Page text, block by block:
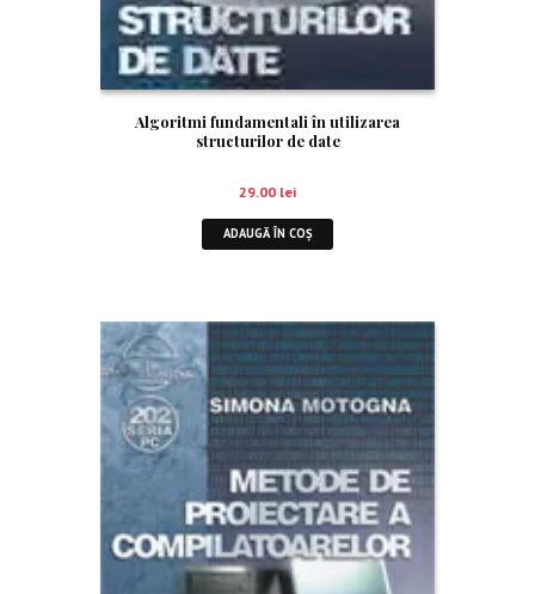
Algoritmi fundamentali în utilizarea
structurilor de date
29.00 lei
ADAUGĂ ÎN COȘ